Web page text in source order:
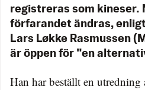
registreras som kineser.
förfarandet ändras,
Lars Løkke Rasmussen
är öppen för "en
Han har beställt en